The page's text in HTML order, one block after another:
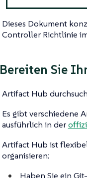
Dieses Dokument
Controller Richtlinie
Bereiten Sie
Artifact Hub
Es gibt verschiedene
ausführlich in der
Artifact Hub ist
organisieren:
Haben Sie ein